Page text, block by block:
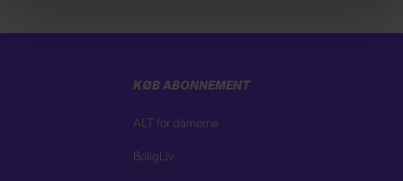
KØB ABONNEMENT
ALT for damerne
BoligLiv